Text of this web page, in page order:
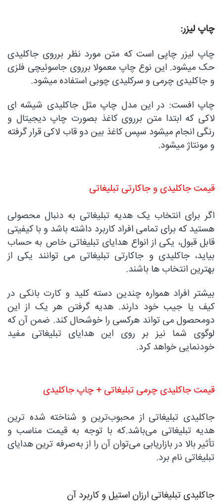
چاپ لیزر:
چاپ لیزر چاپی است که متن مورد نظر برروی جاکلیدی
حک میشود. این نوع چاپ معمولا برروی جاسوئیچی فلزی
و جاکلیدی چرمی و سرکلیدی چوبی استفاده میشود.
چاپ افست: در این مدل چاپ مثل جاکلیدی شیشه ای
لاکی که ابتدا متن برروی کاغذ بصورت چاپ دیجیتال و
رنگی انجام میشود سپس کاغذ بین دو قاب لاکی قرار گرفته
و مونتاژ میشود.
قیمت جاکلیدی و جاکارتی تبلیغاتی
اگر برای انتخاب یک هدیه تبلیغاتی به دنبال محصولی
هستید که برای تمامی افراد کاربرد داشته باشد و با کیفیتی
قابل قبول، یکی از انواع هدایای تبلیغاتی خاص به حساب
بیاید، جاکلیدی و جاکارتی تبلیغاتی می توانند یکی از
بهترین انتخاب ها باشند.
بیشتر افراد همواره چندین دسته کلید و کارت بانکی در
کیف یا جیب خود دارند. هدیه گرفتن هر یک از این
دومحصول می تواند هرکسی را خوشحال کند. ضمن آن که
لوگوی شما نیز بر روی این هدایای تبلیغاتی مفید
خودنمایی خواهد کرد.
قیمت جاکلیدی چرمی تبلیغاتی + چاپ جاکلیدی
جاکلیدی تبلیغاتی از محبوب‌ترین و شناخته شده ترین
هدیه تبلیغاتی می‌باشد.که با توجه به قیمت مناسب و
تأثیر بالا در بازاریابی می‌توان آن را از به‌صرفه ترین هدایای
تبلیغاتی نام برد.
جاکلیدی تبلیغاتی ارزان استیل و کاربرد آن